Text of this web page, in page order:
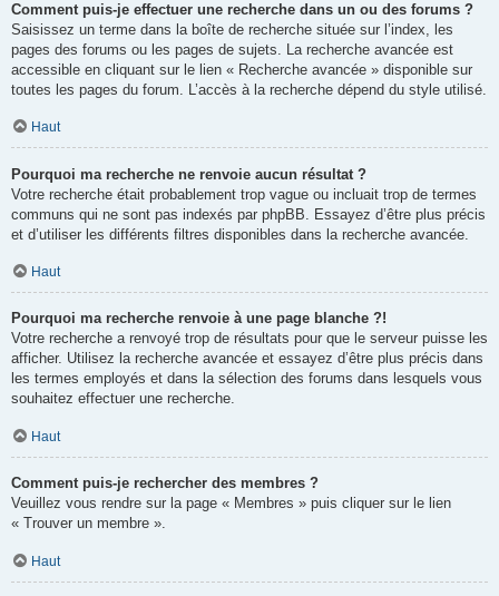
Comment puis-je effectuer une recherche dans un ou des forums ?
Saisissez un terme dans la boîte de recherche située sur l’index, les
pages des forums ou les pages de sujets. La recherche avancée est
accessible en cliquant sur le lien « Recherche avancée » disponible sur
toutes les pages du forum. L’accès à la recherche dépend du style utilisé.
Haut
Pourquoi ma recherche ne renvoie aucun résultat ?
Votre recherche était probablement trop vague ou incluait trop de termes
communs qui ne sont pas indexés par phpBB. Essayez d’être plus précis
et d’utiliser les différents filtres disponibles dans la recherche avancée.
Haut
Pourquoi ma recherche renvoie à une page blanche ?!
Votre recherche a renvoyé trop de résultats pour que le serveur puisse les
afficher. Utilisez la recherche avancée et essayez d’être plus précis dans
les termes employés et dans la sélection des forums dans lesquels vous
souhaitez effectuer une recherche.
Haut
Comment puis-je rechercher des membres ?
Veuillez vous rendre sur la page « Membres » puis cliquer sur le lien
« Trouver un membre ».
Haut